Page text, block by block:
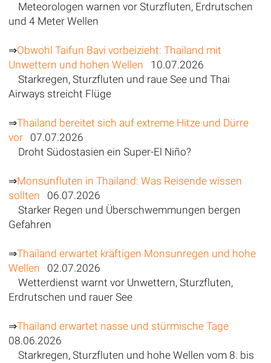
Meteorologen warnen vor Sturzfluten, Erdrutschen
und 4 Meter Wellen
⇒Obwohl Taifun Bavi vorbeizieht: Thailand mit
Unwettern und hohen Wellen 10.07.2026
Starkregen, Sturzfluten und raue See und Thai
Airways streicht Flüge
⇒Thailand bereitet sich auf extreme Hitze und Dürre
vor07.07.2026
Droht Südostasien ein Super-El Niño?
⇒Monsunfluten in Thailand: Was Reisende wissen
sollten 06.07.2026
Starker Regen und Überschwemmungen bergen
Gefahren
⇒Thailand erwartet kräftigen Monsunregen und hohe
Wellen 02.07.2026
Wetterdienst warnt vor Unwettern, Sturzfluten,
Erdrutschen und rauer See
⇒Thailand erwartet nasse und stürmische Tage
08.06.2026
Starkregen, Sturzfluten und hohe Wellen vom 8. bis